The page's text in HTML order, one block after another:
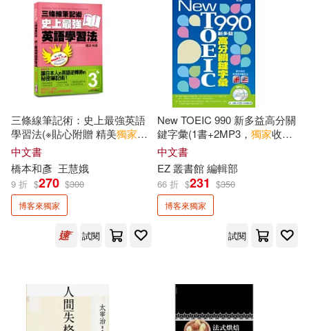
吳曉樂(3)
小林賢伍(3)
常勝Chang Sheng(3)
張友漁(3) 徐棟英(3)
早見和真(3) 李寬雨(3)
林珮瑜(3) 查理．蒙格(3)
標野凪(3)
大田(6)
積木文化(6) 臺灣商務(6)
出版菊(5) 原動力文化(5)
境好出版(5) 奇幻基地(5)
春光(5) 東雨文化(5)
遠足文化(5)
三條線筆記術：史上最強英語
學習法(※貼心附贈 精美獨家版
三條線筆記本)
中文書
橋本和彥 王慧娥
9 折 $270 $300
博客來獨家
試閱
New TOEIC 990 新多益高分關
鍵字彙(1書+2MP3， 獨家收錄
13小時英美雙版本單字、例句
全文有聲朗讀)
中文書
EZ 叢書館 編輯部
66 折 $231 $350
博客來獨家
試閱